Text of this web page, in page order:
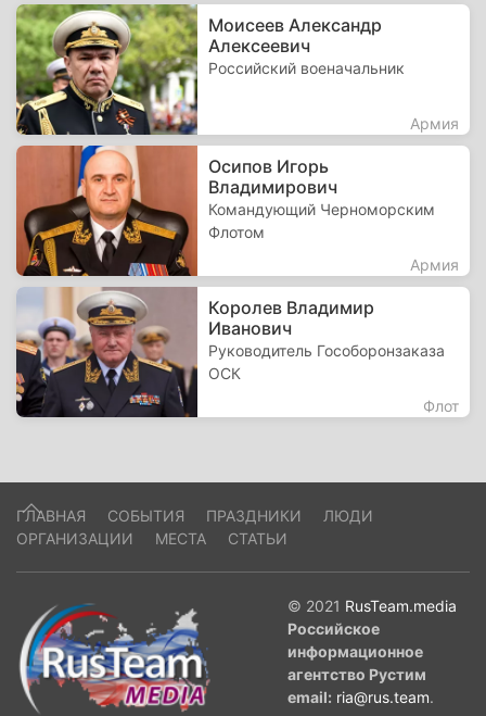
Моисеев Александр
Алексеевич
Российский военачальник
Армия
Осипов Игорь
Владимирович
Командующий Черноморским
Флотом
Армия
Королев Владимир
Иванович
Руководитель Гособоронзаказа
ОСК
Флот
ГЛАВНАЯ СОБЫТИЯ ПРАЗДНИКИ
ЛЮДИ
ОРГАНИЗАЦИИ
МЕСТА СТАТЬИ
© 2021 RusTeam.media
Российское
информационное
агентство Рустим
email: ria@rus.team.